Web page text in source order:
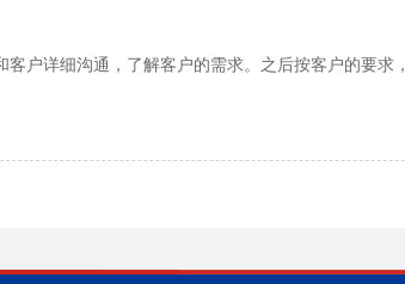
户详细沟通，了解客户的需求。之后按客户的要求